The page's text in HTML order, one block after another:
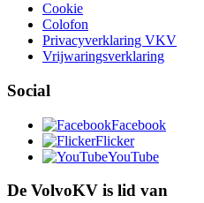
Cookie
Colofon
Privacyverklaring VKV
Vrijwaringsverklaring
Social
Facebook
Flicker
YouTube
De VolvoKV is lid van